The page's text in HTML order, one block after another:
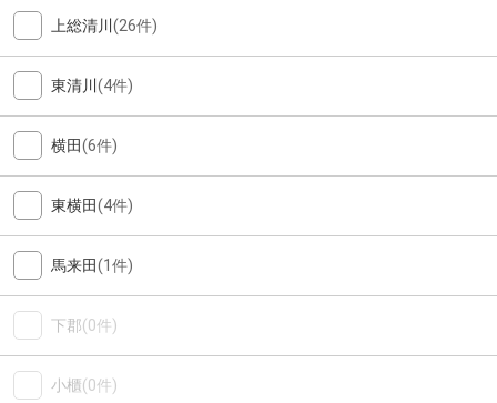
上総清川 (26件)
東清川 (4件)
横田(6件)
東横田(4件)
馬来田(1件)
下郡(0件)
小櫃(0件)